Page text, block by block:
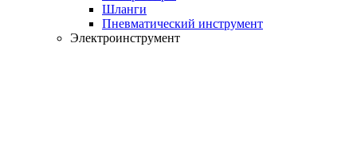
Шланги
Пневматический инструмент
Электроинструмент